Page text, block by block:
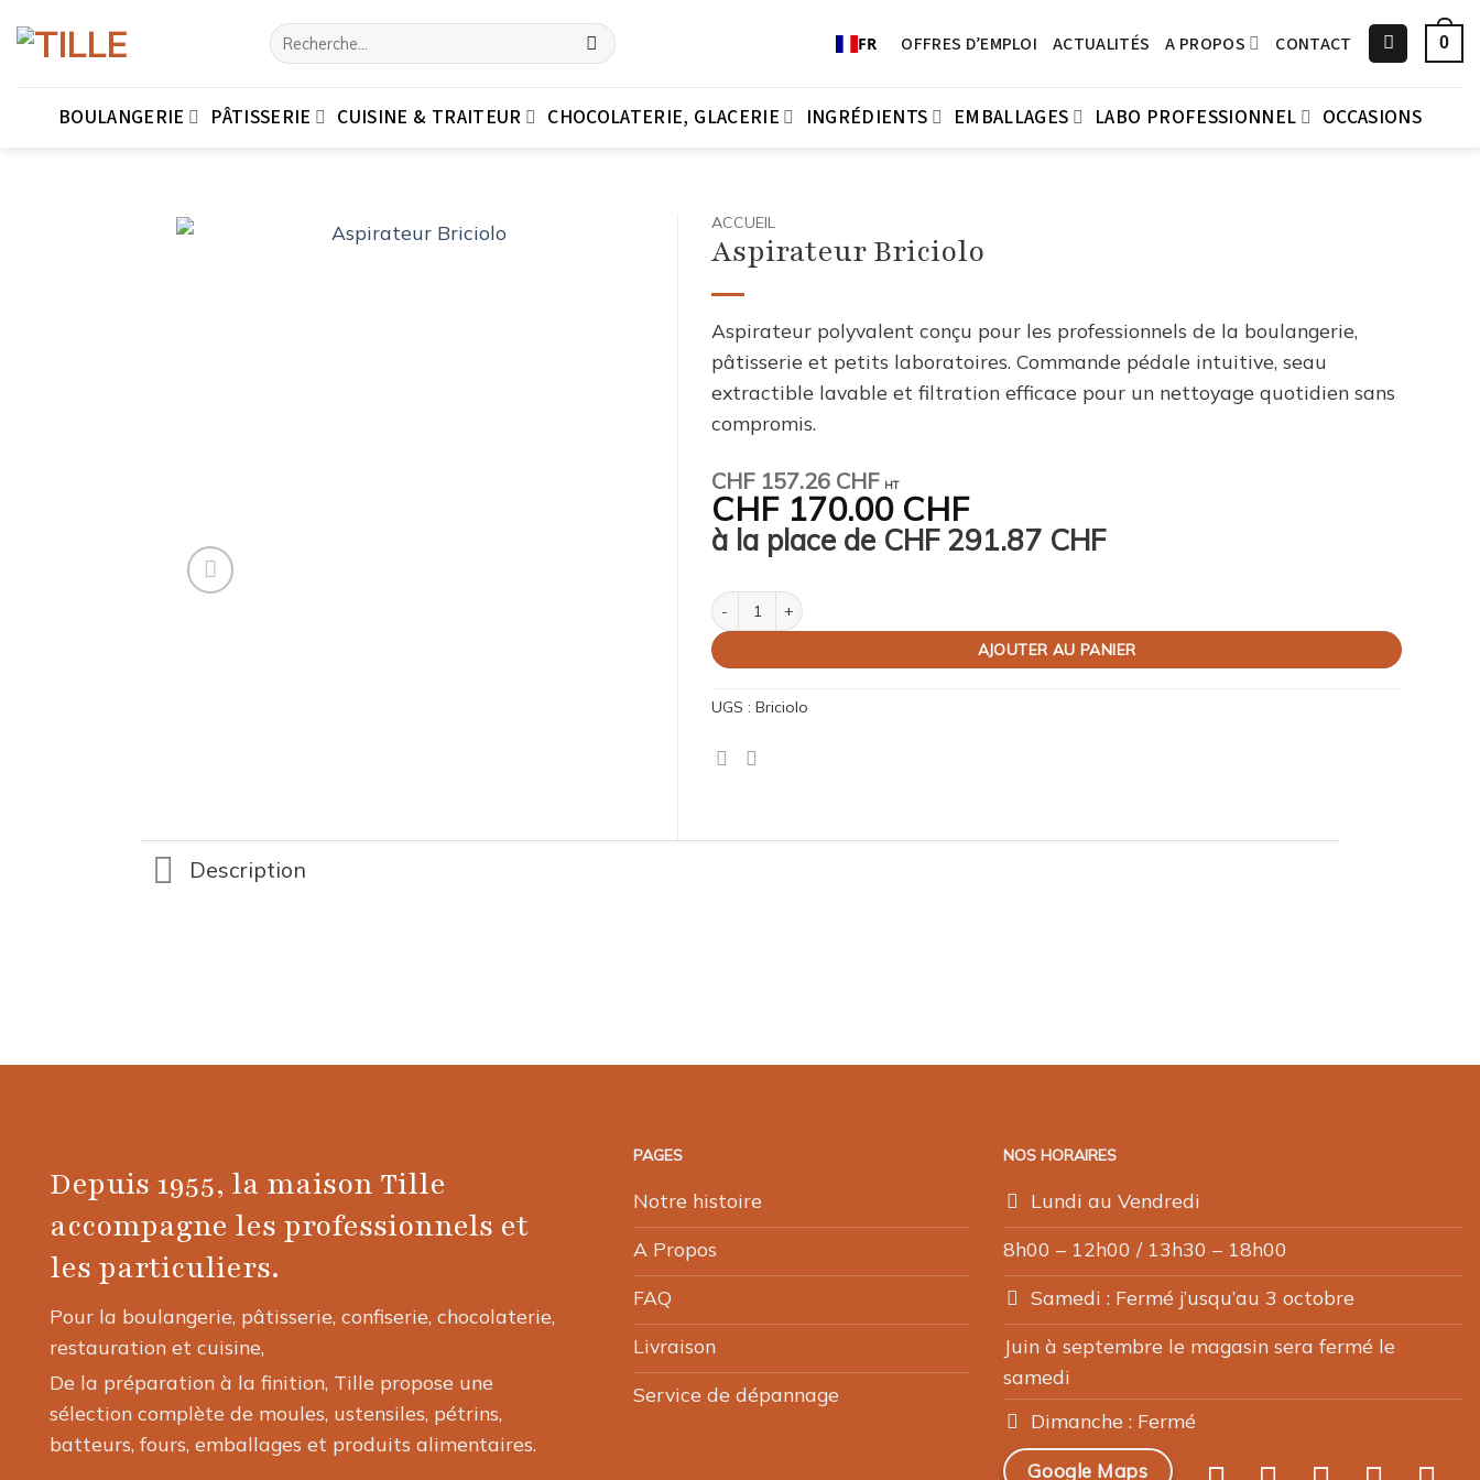
au
Recherche
pour :
FR OFFRES D’EMPLOI ACTUALITÉS A PROPOS CONTACT 0
BOULANGERIE PÂTISSERIE CUISINE & TRAITEUR CHOCOLATERIE, GLACERIE INGRÉDIENTS EMBALLAGES LABO PROFESSIONNEL OCCASIONS
ACCUEIL
Aspirateur Briciolo
Aspirateur polyvalent conçu pour les professionnels de la boulangerie,
pâtisserie et petits laboratoires. Commande pédale intuitive, seau
extractible lavable et filtration efficace pour un nettoyage quotidien sans
compromis.
CHF157.26 CHF HT
CHF170.00 CHF
à la place de CHF291.87 CHF
quantité de Aspirateur Briciolo
AJOUTER AU PANIER
UGS : Briciolo
Description
Depuis 1955, la maison Tille
accompagne les professionnels et
les particuliers.
Pour la boulangerie, pâtisserie, confiserie, chocolaterie,
restauration et cuisine,
De la préparation à la finition, Tille propose une
sélection complète de moules, ustensiles, pétrins,
batteurs, fours, emballages et produits alimentaires.
PAGES
Notre histoire
A Propos
FAQ
Livraison
Service de dépannage
NOS HORAIRES
Lundi au Vendredi
8h00 – 12h00 / 13h30 – 18h00
Samedi : Fermé j’usqu’au 3 octobre
Juin à septembre le magasin sera fermé le
samedi
Dimanche : Fermé
Google Maps